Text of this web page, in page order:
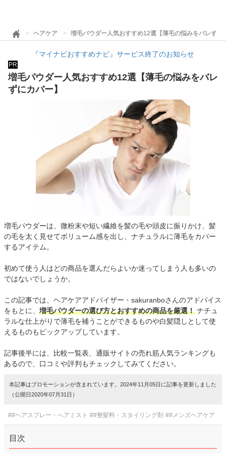
ヘアケア 増毛パウダー人気おすすめ12選【薄毛の悩みをバレずに
『マイナビおすすめナビ』サービス終了のお知らせ
PR
増毛パウダー人気おすすめ12選【薄毛の悩みをバレ
ずにカバー】
増毛パウダーは、微粉末や短い繊維を髪の毛や頭皮に振りかけ、髪
の毛を太く見せてボリューム感を出し、ナチュラルに薄毛をカバー
するアイテム。
初めて使う人はどの商品を選んだらよいか迷ってしまう人も多いの
ではないでしょうか。
この記事では、ヘアケアアドバイザー・sakuranboさんのアドバイス
をもとに、 増毛パウダーの選び方とおすすめの商品を厳選！ ナチュ
ラルな仕上がりで薄毛を補うことができるものや白髪隠しとして使
えるものもピックアップしています。
記事後半には、比較一覧表、通販サイトの売れ筋人気ランキングも
あるので、口コミや評判もチェックしてみてください。
本記事はプロモーションが含まれています。2024年11月05日に記事を更新しました
（公開日2020年07月31日）
##ヘアスプレー・へアミスト ##整髪料・スタイリング剤 ##メンズヘアケア
目次